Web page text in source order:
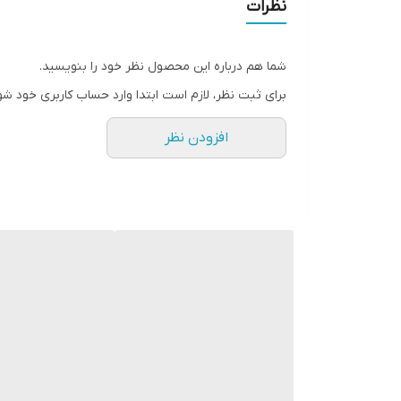
نظرات
شما هم درباره این محصول نظر خود را بنویسید.
برای ثبت نظر، لازم است ابتدا وارد حساب کاربری خود
افزودن نظر